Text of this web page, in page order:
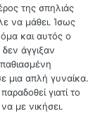
της σπηλιάς
να μάθει. Ίσως
και αυτός ο
άγγιξαν
μια απλή γυναίκα.
γιατί το
με νικήσει.